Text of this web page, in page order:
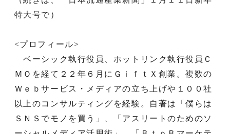
特大号で）
<プロフィール>
ベーシック執行役員、ホットリンク執行役員Ｃ
ＭＯを経て２２年６月にＧｉｆｔＸ創業。複数の
Ｗｅｂサービス・メディアの立ち上げや１００社
以上のコンサルティングを経験。自著は「僕らは
ＳＮＳでモノを買う」、「アスリートのためのソ